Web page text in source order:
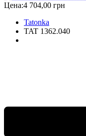
Цена:4 704,00 грн
Tatonka
TAT 1362.040